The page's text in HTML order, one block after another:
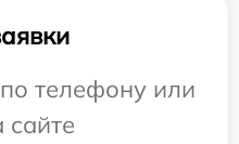
телефону или
сайте